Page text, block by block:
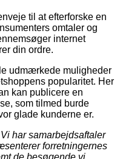
til at efterforske en
omtaler og
internet
din ordre.
udmærkede muligheder
popularitet. Her
kan publicere en
som tilmed burde
glade kunderne er.
har samarbejdsaftaler
forretningernes